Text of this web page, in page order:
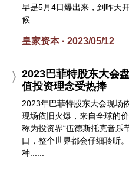
早是5月4日爆出来，到昨天
候......
皇家资本 · 2023/05/12
2023巴菲特股东大会
值投资理念受热捧
2023年巴菲特股东大会现场
现场依旧火爆，来自全球的
称为投资界“伍德斯托克音乐
口，整个世界都会仔细聆听
种......